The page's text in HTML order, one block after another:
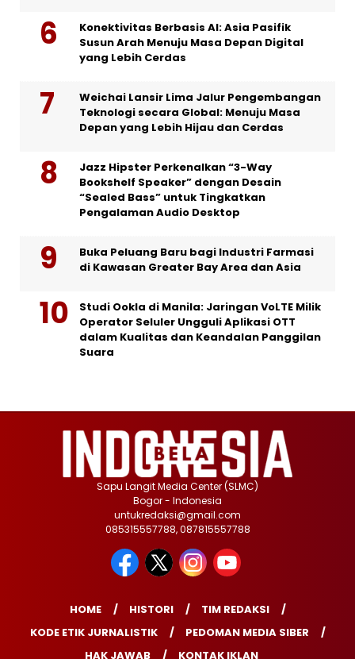
Konektivitas Berbasis AI: Asia Pasifik
Susun Arah Menuju Masa Depan Digital
yang Lebih Cerdas
Weichai Lansir Lima Jalur Pengembangan
Teknologi secara Global: Menuju Masa
Depan yang Lebih Hijau dan Cerdas
Jazz Hipster Perkenalkan “3-Way
Bookshelf Speaker” dengan Desain
“Sealed Bass” untuk Tingkatkan
Pengalaman Audio Desktop
Buka Peluang Baru bagi Industri Farmasi
di Kawasan Greater Bay Area dan Asia
Studi Ookla di Manila: Jaringan VoLTE Milik
Operator Seluler Ungguli Aplikasi OTT
dalam Kualitas dan Keandalan Panggilan
Suara
Sapu Langit Media Center (SLMC)
Bogor - Indonesia
untukredaksi@gmail.com
085315557788, 087815557788
HOME HISTORI
TIM REDAKSI
KODE ETIK JURNALISTIK
PEDOMAN MEDIA SIBER
HAK JAWAB
KONTAK IKLAN